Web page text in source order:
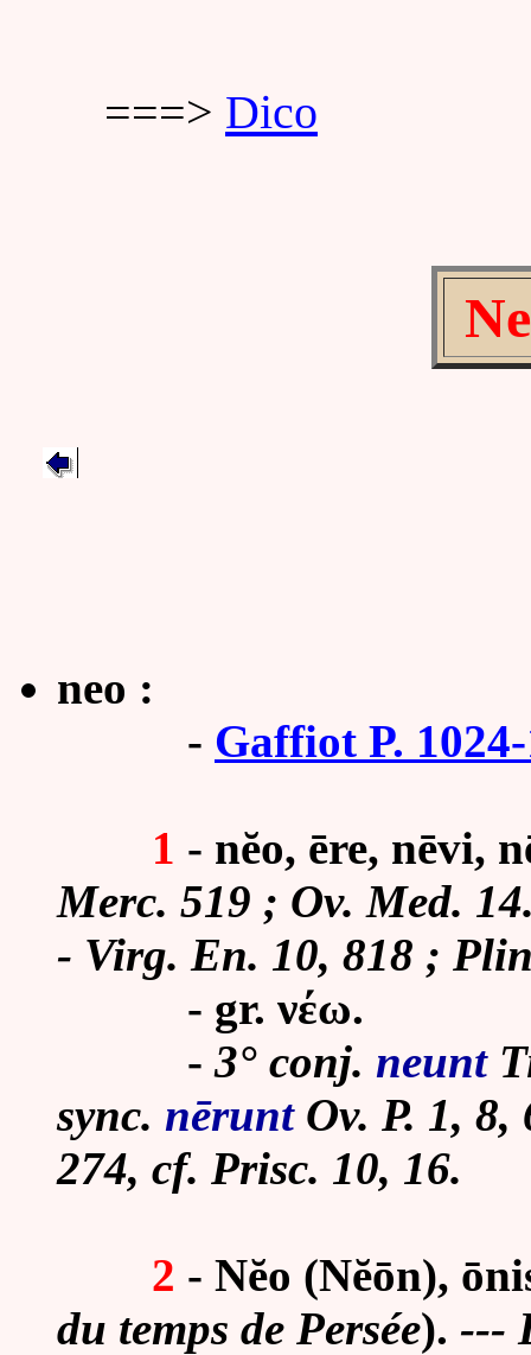
===> Dico
neo :
- Gaffiot P.
1 - nĕo, ēre, nēvi,
Merc. 519 ; Ov. Med.
- Virg. En. 10, 818 ;
- gr. νέω.
-3° conj. neunt
sync. nēruntOv. P. 1,
274, cf. Prisc. 10, 16.
2 - Nĕo (Nĕōn),
du temps de Persée). ---